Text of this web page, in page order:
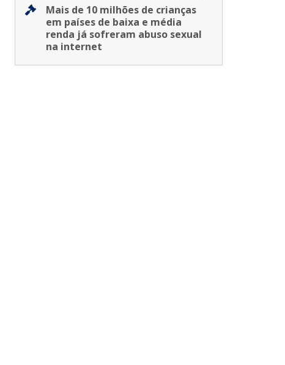
Mais de 10 milhões de crianças
em países de baixa e média
renda já sofreram abuso sexual
na internet